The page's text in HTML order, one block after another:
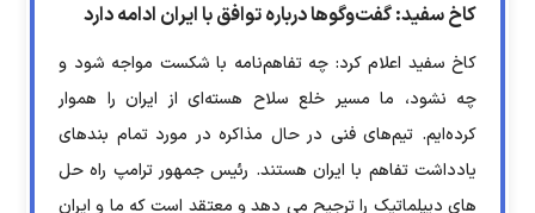
کاخ سفید: گفت‌وگوها درباره توافق با ایران ادامه دارد
کاخ سفید اعلام کرد: چه تفاهم‌نامه با شکست مواجه شود و
چه نشود، ما مسیر خلع سلاح هسته‌ای از ایران را هموار
کرده‌ایم. تیم‌های فنی در حال مذاکره در مورد تمام بندهای
یادداشت تفاهم با ایران هستند. رئیس جمهور ترامپ راه حل
های دیپلماتیک را ترجیح می دهد و معتقد است که ما و ایران